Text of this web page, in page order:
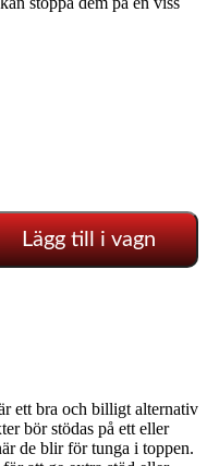
Lägg till i vagn
ett bra och billigt alternativ
bör stödas på ett eller
de blir för tunga i toppen.